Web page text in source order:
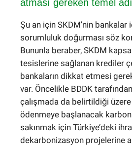
atması gereken temel
Şu an için SKDM’nin
sorumluluk doğurması söz
Bununla beraber, SKDM
tesislerine sağlanan krediler
bankaların dikkat etmesi
var. Öncelikle BDDK
çalışmada da belirtildiği
ödenmeye başlanacak
sakınmak için Türkiye’deki
dekarbonizasyon projelerine